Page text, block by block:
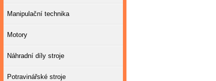
Manipulační technika
Motory
Náhradní díly stroje
Potravinářské stroje